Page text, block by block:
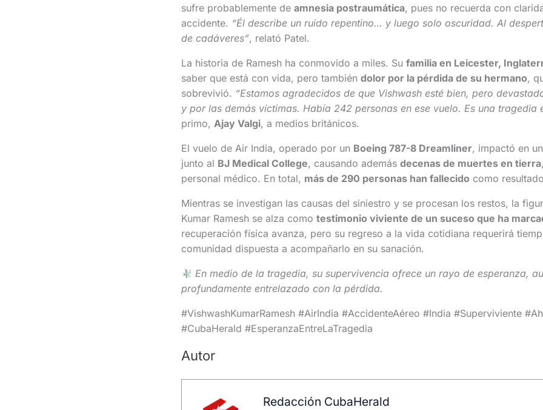
sufre probablemente de amnesia postraumática, pues no recuerda con
accidente. “Él describe un ruido repentino… y luego solo oscuridad. Al
de cadáveres”, relató Patel.
La historia de Ramesh ha conmovido a miles. Su familia en Leicester,
saber que está con vida, pero también dolor por la pérdida de su hermano,
sobrevivió. “Estamos agradecidos de que Vishwash esté bien, pero
y por las demás víctimas. Había 242 personas en ese vuelo. Es una tragedia
primo, Ajay Valgi, a medios británicos.
El vuelo de Air India, operado por un Boeing 787-8 Dreamliner, impactó en
junto al BJ Medical College, causando además decenas de muertes en tierra
personal médico. En total, más de 290 personas han fallecido como
Mientras se investigan las causas del siniestro y se procesan los restos, la
Kumar Ramesh se alza como testimonio viviente de un suceso que ha
recuperación física avanza, pero su regreso a la vida cotidiana requerirá
comunidad dispuesta a acompañarlo en su sanación.
En medio de la tragedia, su supervivencia ofrece un rayo de esperanza,
profundamente entrelazado con la pérdida.
#VishwashKumarRamesh #AirIndia #AccidenteAéreo #India #Superviviente
#CubaHerald #EsperanzaEntreLaTragedia
Autor
Redacción CubaHerald